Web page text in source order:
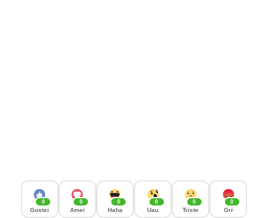
0
Gostei
0
Amei
0
Haha
0
Uau
0
Triste
0
Grr